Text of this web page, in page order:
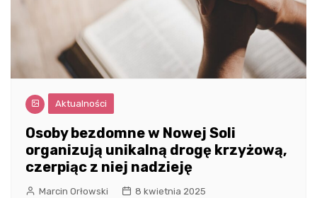
Aktualności
Osoby bezdomne w Nowej Soli
organizują unikalną drogę krzyżową,
czerpiąc z niej nadzieję
Marcin Orłowski 8 kwietnia 2025